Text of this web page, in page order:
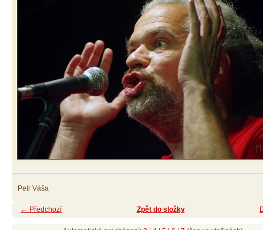
Petr Váša
← Předchozí Zpět do složky